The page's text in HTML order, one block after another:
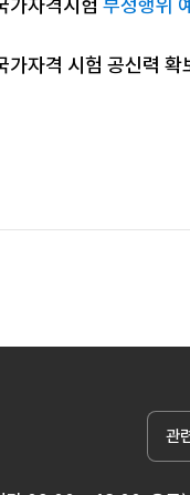
가자격시험 부정행위
자격 시험 공신력
관